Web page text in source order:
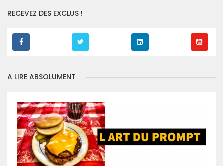
RECEVEZ DES EXCLUS !
A LIRE ABSOLUMENT